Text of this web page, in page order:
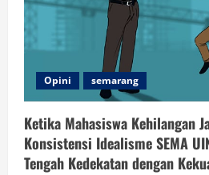
Opini semarang
Ketika Mahasiswa Kehilangan
Konsistensi Idealisme SEMA
Tengah Kedekatan dengan